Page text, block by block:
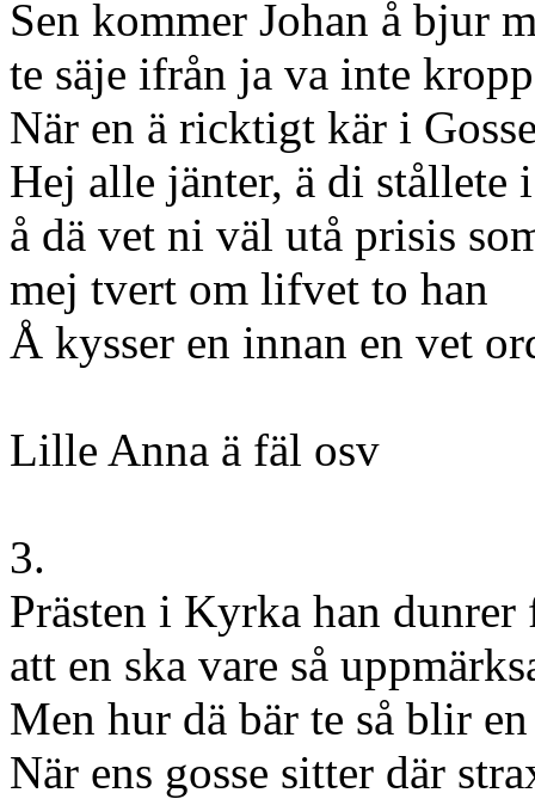
Sen kommer Johan å bjur
te säje ifrån ja va inte kropp
När en ä ricktigt kär i
Hej alle jänter, ä di stållete
å dä vet ni väl utå prisis
mej tvert om lifvet to han
Å kysser en innan en vet
Lille Anna ä fäl osv
3.
Prästen i Kyrka han dunrer
att en ska vare så
Men hur dä bär te så blir
När ens gosse sitter där